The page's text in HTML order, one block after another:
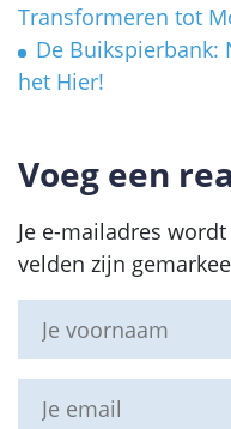
Transformeren tot
De Buikspierbank:
het Hier!
Voeg een
Je e-mailadres
velden zijn